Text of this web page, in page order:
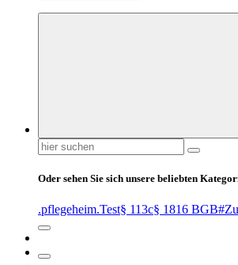
Suchen
nach:
Oder sehen Sie sich unsere beliebten
.pflegeheim.Test§ 113c§ 1816 BGB